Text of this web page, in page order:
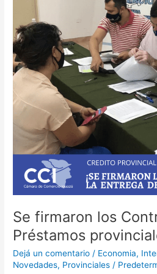
Se firmaron los
Préstamos
Dejá un comentario / Economia,
Novedades, Provinciales /
Préstamos
provinciales
a
Tasa